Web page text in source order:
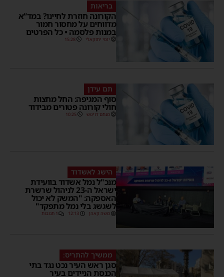
בריאות
הקורונה חוזרת לחיינו? במד”א
מדווחים על מחסור חמור
במנות פלסמה • כל הפרטים
יוסי יחזקאלי 15:28
תם עידן
סוף המגיפה: החל מחצות
חולי קורונה פטורים מבידוד
מנחם דויטש 10:25
הישג לאשדוד
מנכ"ל נמל אשדוד בוועידת
ישראל ה-23 לניהול שרשרת
האספקה: "המשק לא יכול
לשגשג בלי נמל מתפקד"
משה קאהן 12:13 1 תגובות
ממשיך להתריס:
סגן ראש העיר נכט נגד בתי
הכנסת הניידים בעיר